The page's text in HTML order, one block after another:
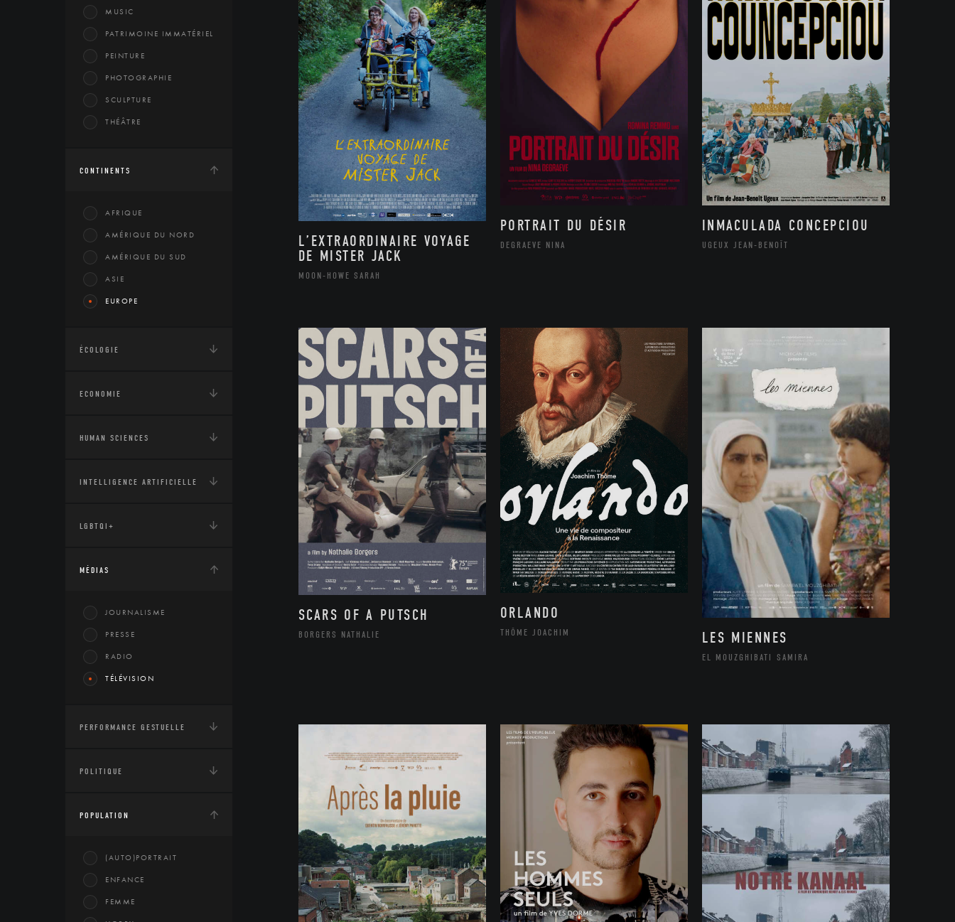
MUSIC
PATRIMOINE IMMATÉRIEL
PEINTURE
PHOTOGRAPHIE
SCULPTURE
THÉÂTRE
CONTINENTS
AFRIQUE
AMÉRIQUE DU NORD
AMÉRIQUE DU SUD
ASIE
EUROPE
ÉCOLOGIE
ECONOMIE
HUMAN SCIENCES
INTELLIGENCE ARTIFICIELLE
LGBTQI+
MÉDIAS
JOURNALISME
PRESSE
RADIO
TÉLÉVISION
PERFORMANCE GESTUELLE
POLITIQUE
POPULATION
(AUTO)PORTRAIT
ENFANCE
FEMME
L’EXTRAORDINAIRE VOYAGE
DE MISTER JACK
MOON-HOWE SARAH
PORTRAIT DU DÉSIR
DEGRAEVE NINA
INMACULADA CONCEPCIOU
UGEUX JEAN-BENOÎT
SCARS OF A PUTSCH
BORGERS NATHALIE
ORLANDO
THÔME JOACHIM LES MIENNES
EL MOUZGHIBATI SAMIRA